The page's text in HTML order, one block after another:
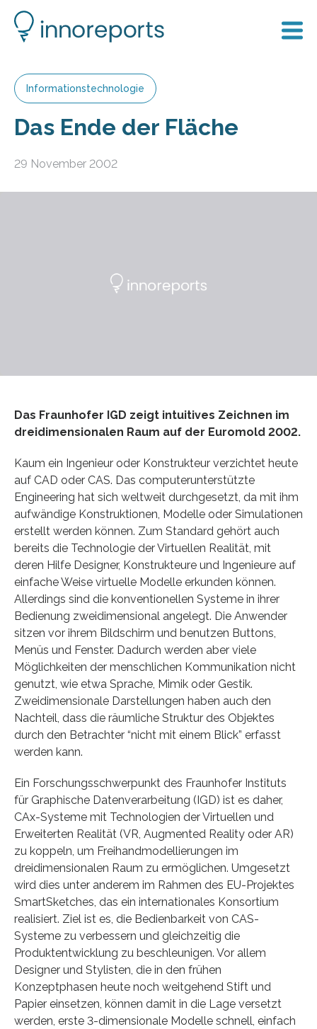
Informationstechnologie
Das Ende der Fläche
29 November 2002
Das Fraunhofer IGD zeigt intuitives Zeichnen im
dreidimensionalen Raum auf der Euromold 2002.
Kaum ein Ingenieur oder Konstrukteur verzichtet heute
auf CAD oder CAS. Das computerunterstützte
Engineering hat sich weltweit durchgesetzt, da mit ihm
aufwändige Konstruktionen, Modelle oder Simulationen
erstellt werden können. Zum Standard gehört auch
bereits die Technologie der Virtuellen Realität, mit
deren Hilfe Designer, Konstrukteure und Ingenieure auf
einfache Weise virtuelle Modelle erkunden können.
Allerdings sind die konventionellen Systeme in ihrer
Bedienung zweidimensional angelegt. Die Anwender
sitzen vor ihrem Bildschirm und benutzen Buttons,
Menüs und Fenster. Dadurch werden aber viele
Möglichkeiten der menschlichen Kommunikation nicht
genutzt, wie etwa Sprache, Mimik oder Gestik.
Zweidimensionale Darstellungen haben auch den
Nachteil, dass die räumliche Struktur des Objektes
durch den Betrachter “nicht mit einem Blick” erfasst
werden kann.
Ein Forschungsschwerpunkt des Fraunhofer Instituts
für Graphische Datenverarbeitung (IGD) ist es daher,
CAx-Systeme mit Technologien der Virtuellen und
Erweiterten Realität (VR, Augmented Reality oder AR)
zu koppeln, um Freihandmodellierungen im
dreidimensionalen Raum zu ermöglichen. Umgesetzt
wird dies unter anderem im Rahmen des EU-Projektes
SmartSketches, das ein internationales Konsortium
realisiert. Ziel ist es, die Bedienbarkeit von CAS-
Systeme zu verbessern und gleichzeitig die
Produktentwicklung zu beschleunigen. Vor allem
Designer und Stylisten, die in den frühen
Konzeptphasen heute noch weitgehend Stift und
Papier einsetzen, können damit in die Lage versetzt
werden, erste 3-dimensionale Modelle schnell, einfach